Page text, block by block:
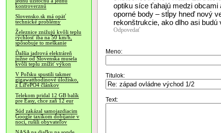
kontroverznú
Slovensko.sk má opäť
technické problémy
Železnice znižujú kvôli teplu
rýchlosť iba na 50 km/h,
spôsobuje to meškanie
Ďalšia jadrová elektráreň
južne od Slovenska musela
kvôli teplu znížiť výkon
V Poľsku spustili takmer
gigawatthodinové úložisko,
z LiFePO4 článkov
Telekom pridal 12 GB balík
pre Easy, chce zaň 12 eur
Súd zakázal samojazdiacim
Google taxíkom dobíjanie v
noci, rušili obyvateľov
optiku síce ťahajú medzi
oporné body – stĺpy hneď nový
rekonštrukcie, ako dlho asi
Odpovedať
Meno:
Titulok:
Text: